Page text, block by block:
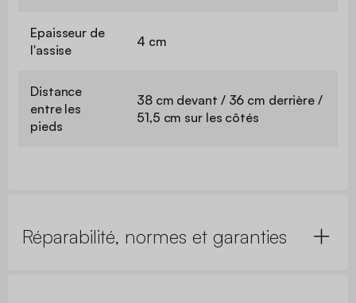
Epaisseur de
l'assise
4 cm
Distance
entre les
pieds
38 cm devant / 36 cm derrière /
51,5 cm sur les côtés
Réparabilité, normes et garanties